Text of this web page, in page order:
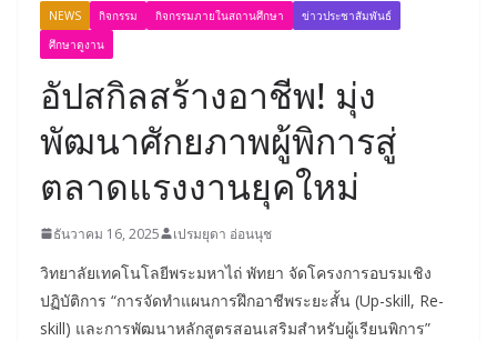
NEWS กิจกรรม กิจกรรมภายในสถานศึกษา
ข่าวประชาสัมพันธ์
ศึกษาดูงาน
อัปสกิลสร้างอาชีพ! มุ่ง
พัฒนาศักยภาพผู้พิการสู่
ตลาดแรงงานยุคใหม่
ธันวาคม 16, 2025 เปรมยุดา อ่อนนุช
วิทยาลัยเทคโนโลยีพระมหาไถ่ พัทยา จัดโครงการอบรมเชิง
ปฏิบัติการ “การจัดทำแผนการฝึกอาชีพระยะสั้น (Up-skill, Re-
skill) และการพัฒนาหลักสูตรสอนเสริมสำหรับผู้เรียนพิการ”